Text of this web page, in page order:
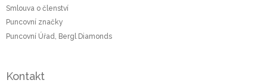
Smlouva o členství
Puncovní značky
Puncovní Úřad, Bergl Diamonds
Kontakt